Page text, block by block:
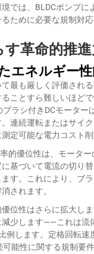
では、BLDCポンプ
ために必要な規制対応
革命的推進
エネルギー
最も厳しく評価され
ことすら難しいほど
ラシ付きDCモータ
連続運転またはサイ
定可能な電力コスト削
的優位性は、モータ
基づいて電流の切り
す。これにより、ブ
されます。
位性はさらに拡大し
少します——これは流
例します。定格回転
能性に関する規制要